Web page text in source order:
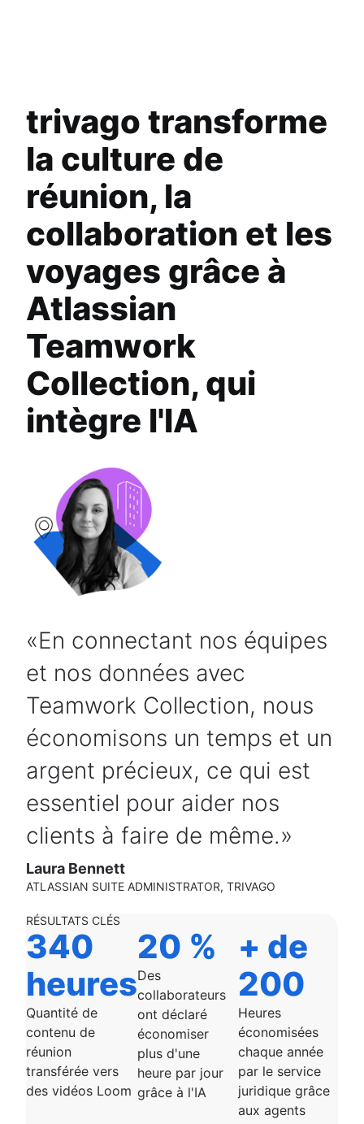
trivago transforme
la culture de
réunion, la
collaboration et les
voyages grâce à
Atlassian
Teamwork
Collection, qui
intègre l'IA
En connectant nos équipes
et nos données avec
Teamwork Collection, nous
économisons un temps et un
argent précieux, ce qui est
essentiel pour aider nos
clients à faire de même.
Laura Bennett
ATLASSIAN SUITE ADMINISTRATOR, TRIVAGO
RÉSULTATS CLÉS
340
heures
Quantité de
contenu de
réunion
transférée vers
des vidéos Loom
20 %
Des
collaborateurs
ont déclaré
économiser
plus d'une
heure par jour
grâce à l'IA
+ de
200
Heures
économisées
chaque année
par le service
juridique grâce
aux agents